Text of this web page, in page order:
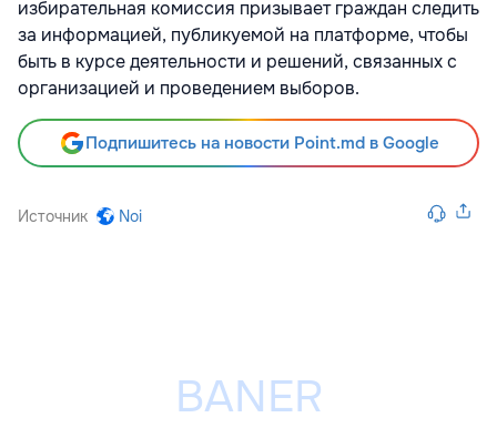
избирательная комиссия призывает граждан следить
за информацией, публикуемой на платформе, чтобы
быть в курсе деятельности и решений, связанных с
организацией и проведением выборов.
Подпишитесь на новости Point.md в Google
Источник Noi